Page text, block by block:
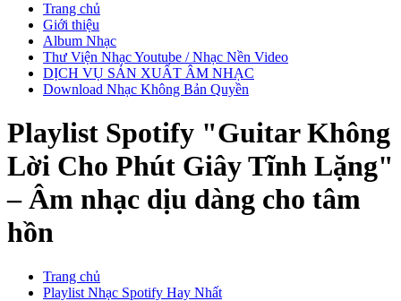
Trang chủ
Giới thiệu
Album Nhạc
Thư Viện Nhạc Youtube / Nhạc Nền Video
DỊCH VỤ SẢN XUẤT ÂM NHẠC
Download Nhạc Không Bản Quyền
Playlist Spotify "Guitar Không
Lời Cho Phút Giây Tĩnh Lặng"
– Âm nhạc dịu dàng cho tâm
hồn
Trang chủ
Playlist Nhạc Spotify Hay Nhất